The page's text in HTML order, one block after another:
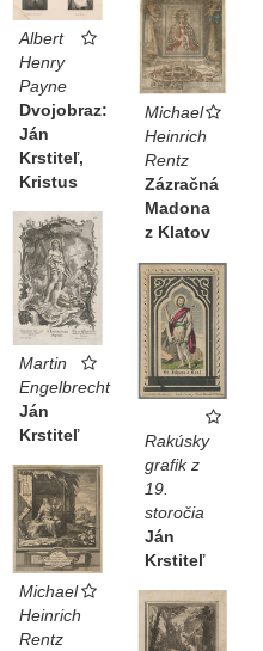
Albert
Henry
Payne
Dvojobraz:
Ján
Krstiteľ,
Kristus
Michael
Heinrich
Rentz
Zázračná
Madona
z Klatov
Martin
Engelbrecht
Ján
Krstiteľ
Rakúsky
grafik z
19.
storočia
Ján
Krstiteľ
Michael
Heinrich
Rentz